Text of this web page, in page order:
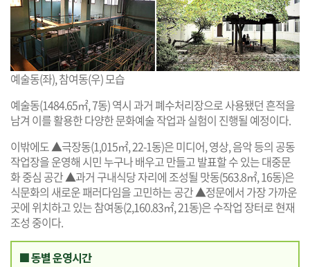
예술동(좌), 참여동(우) 모습
예술동(1484.65㎡, 7동) 역시 과거 폐수처리장으로 사용됐던 흔적을
남겨 이를 활용한 다양한 문화예술 작업과 실험이 진행될 예정이다.
이밖에도 ▲극장동(1,015㎡, 22-1동)은 미디어, 영상, 음악 등의 공동
작업장을 운영해 시민 누구나 배우고 만들고 발표할 수 있는 대중문
화 중심 공간 ▲과거 구내식당 자리에 조성될 맛동(563.8㎡, 16동)은
식문화의 새로운 패러다임을 고민하는 공간 ▲정문에서 가장 가까운
곳에 위치하고 있는 참여동(2,160.83㎡, 21동)은 수작업 장터로 현재
조성 중이다.
■ 동별 운영시간